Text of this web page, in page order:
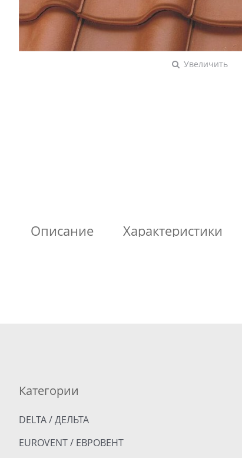
Увеличить
Описание Характеристики
Категории
DELTA / ДЕЛЬТА
EUROVENT / ЕВРОВЕНТ